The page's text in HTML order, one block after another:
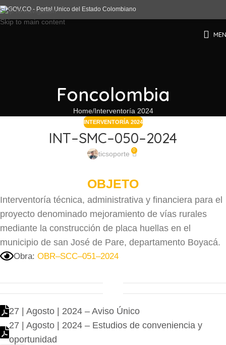
Skip to navigation
Skip to main content
Foncolombia
Home Interventoría 2024
INTERVENTORÍA 2024
INT–SMC–050–2024
ticsoporte 0
OBJETO
Interventoría técnica, administrativa y financiera para el
proyecto denominado mejoramiento de vías rurales
mediante la construcción de placa huellas en el
municipio de san José de Pare, departamento Boyacá.
Obra: OBR–SCC–051–2024
27 | Agosto | 2024 – Aviso Único
27 | Agosto | 2024 – Estudios de conveniencia y
oportunidad